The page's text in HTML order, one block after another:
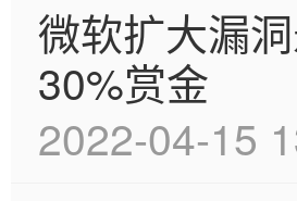
微软扩大漏
30%赏金
2022-04-15